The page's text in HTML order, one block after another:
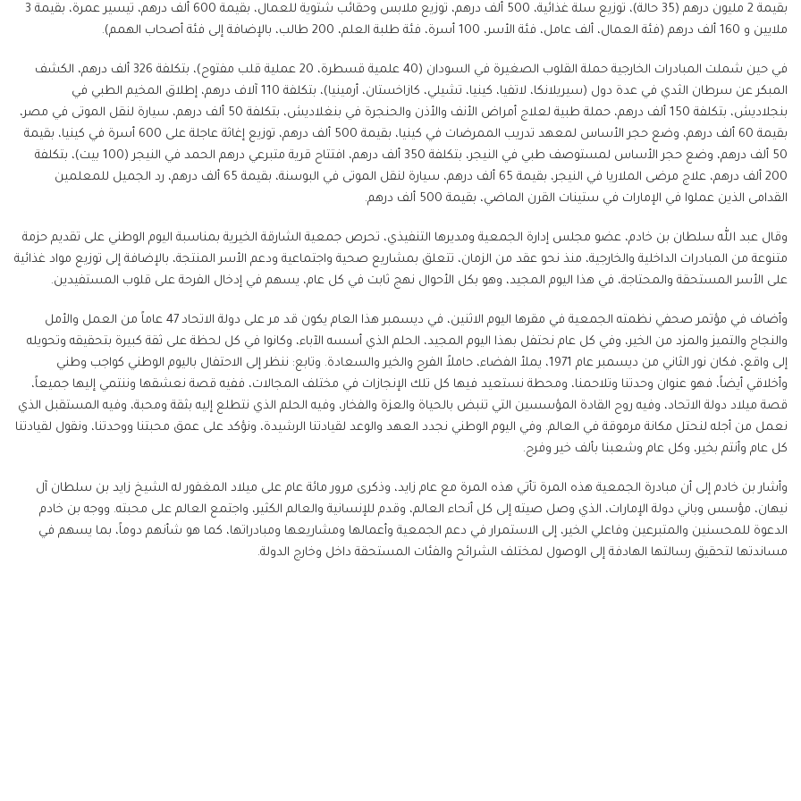
بقيمة 2 مليون درهم (35 حالة)، توزيع سلة غذائية، 500 ألف درهم، توزيع ملابس وحقائب شتوية للعمال، بقيمة 600 ألف درهم، تيسير عمرة، بقيمة 3
ملايين و 160 ألف درهم (فئة العمال، ألف عامل، فئة الأسر، 100 أسرة، فئة طلبة العلم، 200 طالب، بالإضافة إلى فئة أصحاب الهمم).
في حين شملت المبادرات الخارجية حملة القلوب الصغيرة في السودان (40 علمية قسطرة، 20 عملية قلب مفتوح)، بتكلفة 326 ألف درهم، الكشف
المبكر عن سرطان الثدي في عدة دول (سيريلانكا، لاتفيا، كينيا، تشيلي، كازاخستان، أرمينيا)، بتكلفة 110 آلاف درهم، إطلاق المخيم الطبي في
بنجلاديش، بتكلفة 150 ألف درهم، حملة طبية لعلاج أمراض الأنف والأذن والحنجرة في بنغلاديش، بتكلفة 50 ألف درهم، سيارة لنقل الموتى في مصر،
بقيمة 60 ألف درهم، وضع حجر الأساس لمعهد تدريب الممرضات في كينيا، بقيمة 500 ألف درهم، توزيع إغاثة عاجلة على 600 أسرة في كينيا، بقيمة
50 ألف درهم، وضع حجر الأساس لمستوصف طبي في النيجر، بتكلفة 350 ألف درهم، افتتاح قرية متبرعي درهم الحمد في النيجر (100 بيت)، بتكلفة
200 ألف درهم، علاج مرضى الملاريا في النيجر، بقيمة 65 ألف درهم، سيارة لنقل الموتى في البوسنة، بقيمة 65 ألف درهم، رد الجميل للمعلمين
القدامى الذين عملوا في الإمارات في ستينات القرن الماضي، بقيمة 500 ألف درهم.
وقال عبد الله سلطان بن خادم، عضو مجلس إدارة الجمعية ومديرها التنفيذي، تحرص جمعية الشارقة الخيرية بمناسبة اليوم الوطني على تقديم حزمة
متنوعة من المبادرات الداخلية والخارجية، منذ نحو عقد من الزمان، تتعلق بمشاريع صحية واجتماعية ودعم الأسر المنتجة، بالإضافة إلى توزيع مواد غذائية
على الأسر المستحقة والمحتاجة، في هذا اليوم المجيد، وهو بكل الأحوال نهج ثابت في كل عام، يسهم في إدخال الفرحة على قلوب المستفيدين.
وأضاف في مؤتمر صحفي نظمته الجمعية في مقرها اليوم الاثنين، في ديسمبر هذا العام يكون قد مر على دولة الاتحاد 47 عاماً من العمل والأمل
والنجاح والتميز والمزد من الخير، وفي كل عام نحتفل بهذا اليوم المجيد، الحلم الذي أسسه الآباء، وكانوا في كل لحظة على ثقة كبيرة بتحقيقه وتحويله
إلى واقع، فكان نور الثاني من ديسمبر عام 1971، يملأ الفضاء، حاملاً الفرح والخير والسعادة. وتابع: ننظر إلى الاحتفال باليوم الوطني كواجب وطني
وأخلاقي أيضاً، فهو عنوان وحدتنا وتلاحمنا، ومحطة نستعيد فيها كل تلك الإنجازات في مختلف المجالات، ففيه قصة نعشقها وننتمي إليها جميعاً،
قصة ميلاد دولة الاتحاد، وفيه روح القادة المؤسسين التي تنبض بالحياة والعزة والفخار، وفيه الحلم الذي نتطلع إليه بثقة ومحبة، وفيه المستقبل الذي
نعمل من أجله لنحتل مكانة مرموقة في العالم. وفي اليوم الوطني نجدد العهد والوعد لقيادتنا الرشيدة، ونؤكد على عمق محبتنا ووحدتنا، ونقول لقيادتنا
كل عام وأنتم بخير، وكل عام وشعبنا بألف خير وفرح.
وأشار بن خادم إلى أن مبادرة الجمعية هذه المرة تأتي هذه المرة مع عام زايد، وذكرى مرور مائة عام على ميلاد المغفور له الشيخ زايد بن سلطان آل
نيهان، مؤسس وباني دولة الإمارات، الذي وصل صيته إلى كل أنحاء العالم، وقدم للإنسانية والعالم الكثير، واجتمع العالم على محبته. ووجه بن خادم
الدعوة للمحسنين والمتبرعين وفاعلي الخير، إلى الاستمرار في دعم الجمعية وأعمالها ومشاريعها ومبادراتها، كما هو شأنهم دوماً، بما يسهم في
مساندتها لتحقيق رسالتها الهادفة إلى الوصول لمختلف الشرائح والفئات المستحقة داخل وخارج الدولة.